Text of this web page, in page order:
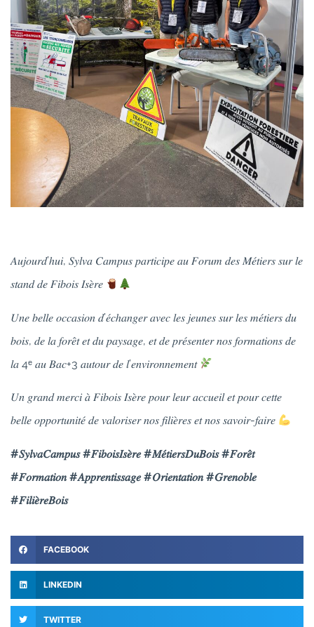
𝐴𝑢𝑗𝑜𝑢𝑟𝑑’ℎ𝑢𝑖, 𝑆𝑦𝑙𝑣𝑎 𝐶𝑎𝑚𝑝𝑢𝑠 𝑝𝑎𝑟𝑡𝑖𝑐𝑖𝑝𝑒 𝑎𝑢 𝐹𝑜𝑟𝑢𝑚 𝑑𝑒𝑠 𝑀𝑒́𝑡𝑖𝑒𝑟𝑠 𝑠𝑢𝑟 𝑙𝑒
𝑠𝑡𝑎𝑛𝑑 𝑑𝑒 𝐹𝑖𝑏𝑜𝑖𝑠 𝐼𝑠𝑒̀𝑟𝑒
𝑈𝑛𝑒 𝑏𝑒𝑙𝑙𝑒 𝑜𝑐𝑐𝑎𝑠𝑖𝑜𝑛 𝑑’𝑒́𝑐ℎ𝑎𝑛𝑔𝑒𝑟 𝑎𝑣𝑒𝑐 𝑙𝑒𝑠 𝑗𝑒𝑢𝑛𝑒𝑠 𝑠𝑢𝑟 𝑙𝑒𝑠 𝑚𝑒́𝑡𝑖𝑒𝑟𝑠 𝑑𝑢
𝑏𝑜𝑖𝑠, 𝑑𝑒 𝑙𝑎 𝑓𝑜𝑟𝑒̂𝑡 𝑒𝑡 𝑑𝑢 𝑝𝑎𝑦𝑠𝑎𝑔𝑒, 𝑒𝑡 𝑑𝑒 𝑝𝑟𝑒́𝑠𝑒𝑛𝑡𝑒𝑟 𝑛𝑜𝑠 𝑓𝑜𝑟𝑚𝑎𝑡𝑖𝑜𝑛𝑠 𝑑𝑒
𝑙𝑎 4ᵉ 𝑎𝑢 𝐵𝑎𝑐+3 𝑎𝑢𝑡𝑜𝑢𝑟 𝑑𝑒 𝑙’𝑒𝑛𝑣𝑖𝑟𝑜𝑛𝑛𝑒𝑚𝑒𝑛𝑡
𝑈𝑛 𝑔𝑟𝑎𝑛𝑑 𝑚𝑒𝑟𝑐𝑖 𝑎̀ 𝐹𝑖𝑏𝑜𝑖𝑠 𝐼𝑠𝑒̀𝑟𝑒 𝑝𝑜𝑢𝑟 𝑙𝑒𝑢𝑟 𝑎𝑐𝑐𝑢𝑒𝑖𝑙 𝑒𝑡 𝑝𝑜𝑢𝑟 𝑐𝑒𝑡𝑡𝑒
𝑏𝑒𝑙𝑙𝑒 𝑜𝑝𝑝𝑜𝑟𝑡𝑢𝑛𝑖𝑡𝑒́ 𝑑𝑒 𝑣𝑎𝑙𝑜𝑟𝑖𝑠𝑒𝑟 𝑛𝑜𝑠 𝑓𝑖𝑙𝑖𝑒̀𝑟𝑒𝑠 𝑒𝑡 𝑛𝑜𝑠 𝑠𝑎𝑣𝑜𝑖𝑟-𝑓𝑎𝑖𝑟𝑒
#𝑆𝑦𝑙𝑣𝑎𝐶𝑎𝑚𝑝𝑢𝑠 #𝐹𝑖𝑏𝑜𝑖𝑠𝐼𝑠𝑒̀𝑟𝑒 #𝑀𝑒́𝑡𝑖𝑒𝑟𝑠𝐷𝑢𝐵𝑜𝑖𝑠 #𝐹𝑜𝑟𝑒̂𝑡
#𝐹𝑜𝑟𝑚𝑎𝑡𝑖𝑜𝑛 #𝐴𝑝𝑝𝑟𝑒𝑛𝑡𝑖𝑠𝑠𝑎𝑔𝑒 #𝑂𝑟𝑖𝑒𝑛𝑡𝑎𝑡𝑖𝑜𝑛 #𝐺𝑟𝑒𝑛𝑜𝑏𝑙𝑒
#𝐹𝑖𝑙𝑖𝑒̀𝑟𝑒𝐵𝑜𝑖𝑠
FACEBOOK
LINKEDIN
TWITTER